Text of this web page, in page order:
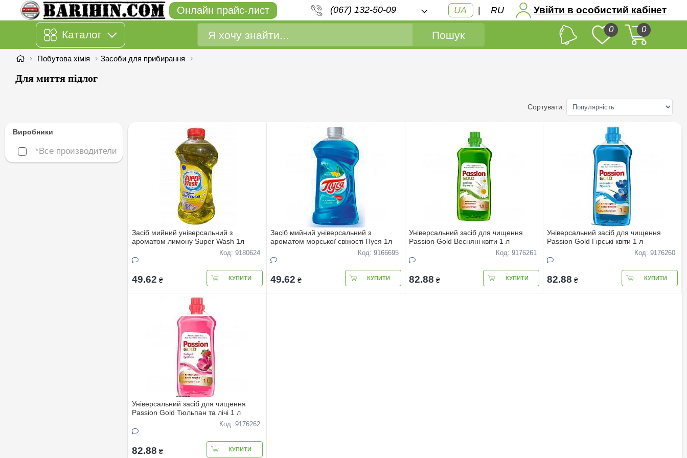
Онлайн прайс-лист (067) 132-50-09 UA | RU Увійти в особистий кабінет
Каталог Пошук 0 0
Побутова хімія Засоби для прибирання
Для миття підлог
Сортувати:
Виробники
*Все производители
*Все производители
Засіб мийний універсальний з
ароматом лимону Super Wash 1л
Код: 9180624
49.62 ₴ КУПИТИ
Засіб мийний універсальний з
ароматом морської свіжості Пуся 1л
Код: 9166695
49.62 ₴ КУПИТИ
Універсальний засіб для чищення
Passion Gold Весняні квіти 1 л
Код: 9176261
82.88 ₴ КУПИТИ
Універсальний засіб для чищення
Passion Gold Гірські квіти 1 л
Код: 9176260
82.88 ₴ КУПИТИ
Універсальний засіб для чищення
Passion Gold Тюльпан та лічі 1 л
Код: 9176262
82.88 ₴ КУПИТИ